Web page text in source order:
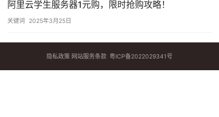
阿里云学生服务器1元购，限时抢购攻略！
关键词 2025年3月25日
隐私政策 网站服务条款 粤ICP备2022029341号